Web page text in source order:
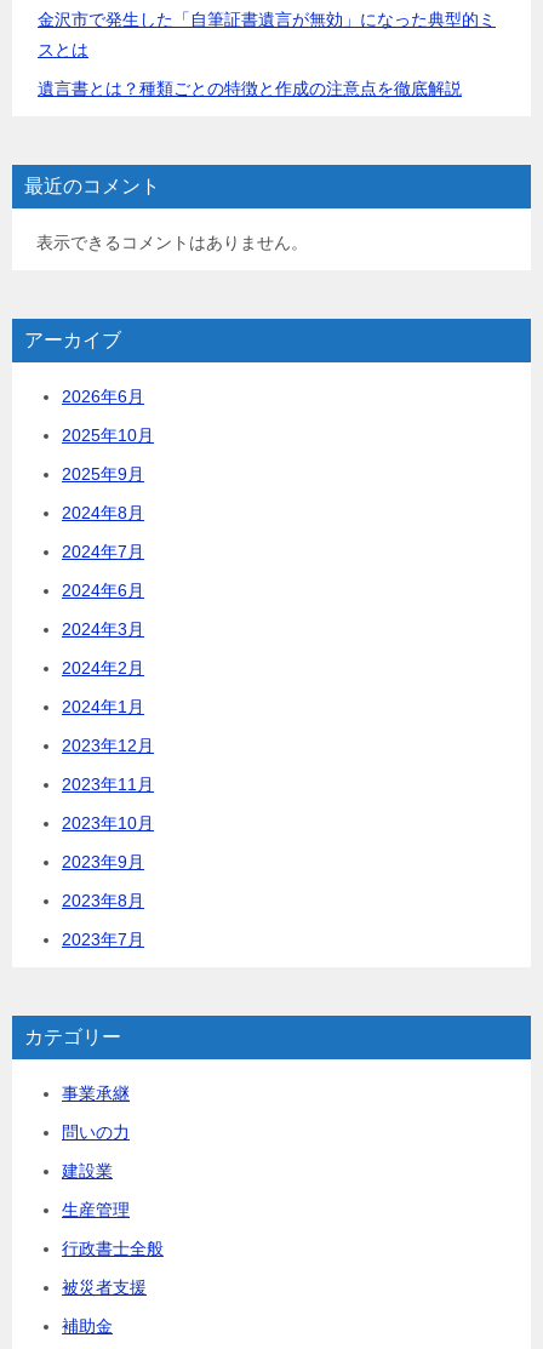
金沢市で発生した「自筆証書遺言が無効」になった典型的ミ
スとは
遺言書とは？種類ごとの特徴と作成の注意点を徹底解説
最近のコメント
表示できるコメントはありません。
アーカイブ
2026年6月
2025年10月
2025年9月
2024年8月
2024年7月
2024年6月
2024年3月
2024年2月
2024年1月
2023年12月
2023年11月
2023年10月
2023年9月
2023年8月
2023年7月
カテゴリー
事業承継
問いの力
建設業
生産管理
行政書士全般
被災者支援
補助金